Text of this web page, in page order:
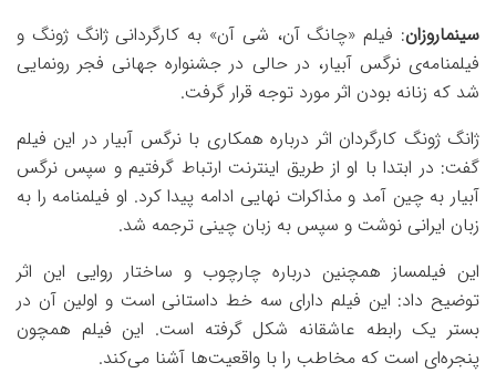
سینماروزان: فیلم «چانگ آن، شی آن» به کارگردانی ژانگ ژونگ و
فیلمنامه‌ی نرگس آبیار، در حالی در جشنواره جهانی فجر رونمایی
شد که زنانه بودن اثر مورد توجه قرار گرفت.
ژانگ ژونگ کارگردان اثر درباره همکاری با نرگس آبیار در این فیلم
گفت: در ابتدا با او از طریق اینترنت ارتباط گرفتیم و سپس نرگس
آبیار به چین آمد و مذاکرات نهایی ادامه پیدا کرد. او فیلمنامه را به
زبان ایرانی نوشت و سپس به زبان چینی ترجمه شد.
این فیلمساز همچنین درباره چارچوب و ساختار روایی این اثر
توضیح داد: این فیلم دارای سه خط داستانی است و اولین آن در
بستر یک رابطه عاشقانه شکل گرفته است. این فیلم همچون
پنجره‌ای است که مخاطب را با واقعیت‌ها آشنا می‌کند.